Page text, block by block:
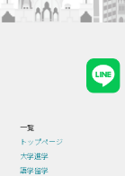
一覧
トップページ
大学進学
語学留学